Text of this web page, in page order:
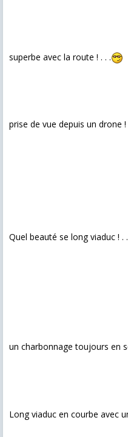
superbe avec la route ! . . .
prise de vue depuis un drone !
Quel beauté se long viaduc ! .
un charbonnage toujours en
Long viaduc en courbe avec